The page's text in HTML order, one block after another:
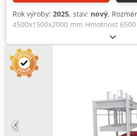
Rok výroby: 2025, stav: nový,
4500x1500x2000 mm Hmotnost
kW Lis za studena SOLID 4013-110
4000 x 1350 mm - stabilní tvrdé
Celkový lisovací tlak 130 t/2,5 cm =
polovině -2,5 cm max. šířka otvoru
hydraulických válců Ø 70 mm -
kW - Manometr s ukazatelem
hodnoty - Přesné vedení hřeben a
pohyb tiskového stolu - Bezpečnostní
Rozměry 4500 x 1500 x 2000 mm -
Credov A Hmdjpfx Akqef